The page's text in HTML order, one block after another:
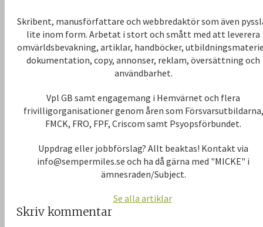
Skribent, manusförfattare och webbredaktör som även
lite inom form. Arbetat i stort och smått med att leverera
omvärldsbevakning, artiklar, handböcker,
dokumentation, copy, annonser, reklam, översättning och
användbarhet.
Vpl GB samt engagemang i Hemvärnet och flera
frivilligorganisationer genom åren som Försvarsutbildarna,
FMCK, FRO, FPF, Criscom samt Psyopsförbundet.
Uppdrag eller jobbförslag? Allt beaktas! Kontakt via
info@sempermiles.se och ha då gärna med "MICKE" i
ämnesraden/Subject.
Se alla artiklar
Skriv kommentar